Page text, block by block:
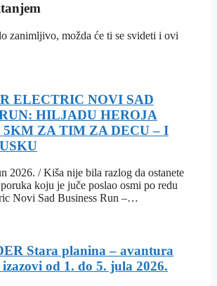
zanimljivo, možda će ti se svideti i ovi
ELECTRIC NOVI SAD
HILJADU HEROJA
ZA TIM ZA DECU – I
2026. / Kiša nije bila razlog da ostanete
koju je juče poslao osmi po redu
Novi Sad Business Run –…
Stara planina – avantura
od 1. do 5. jula 2026.